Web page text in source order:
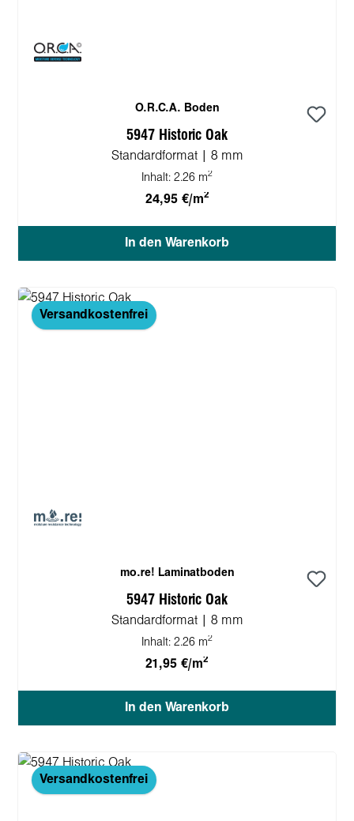
O.R.C.A. Boden
5947 Historic Oak
Standardformat | 8 mm
Inhalt: 2.26 m2
24,95 €/m2
In den Warenkorb
Versandkostenfrei
mo.re! Laminatboden
5947 Historic Oak
Standardformat | 8 mm
Inhalt: 2.26 m2
21,95 €/m2
In den Warenkorb
Versandkostenfrei